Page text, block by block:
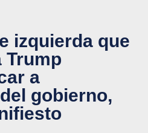
izquierda que
Trump
a
gobierno,